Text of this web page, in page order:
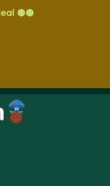
🟤🟤